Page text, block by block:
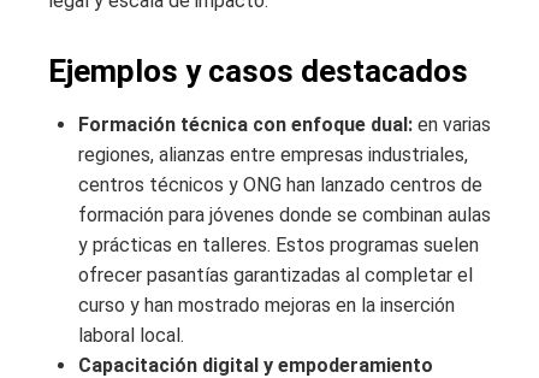
Ejemplos y casos destacados
Formación técnica con enfoque dual: en varias
regiones, alianzas entre empresas industriales,
centros técnicos y ONG han lanzado centros de
formación para jóvenes donde se combinan aulas
y prácticas en talleres. Estos programas suelen
ofrecer pasantías garantizadas al completar el
curso y han mostrado mejoras en la inserción
laboral local.
Capacitación digital y empoderamiento